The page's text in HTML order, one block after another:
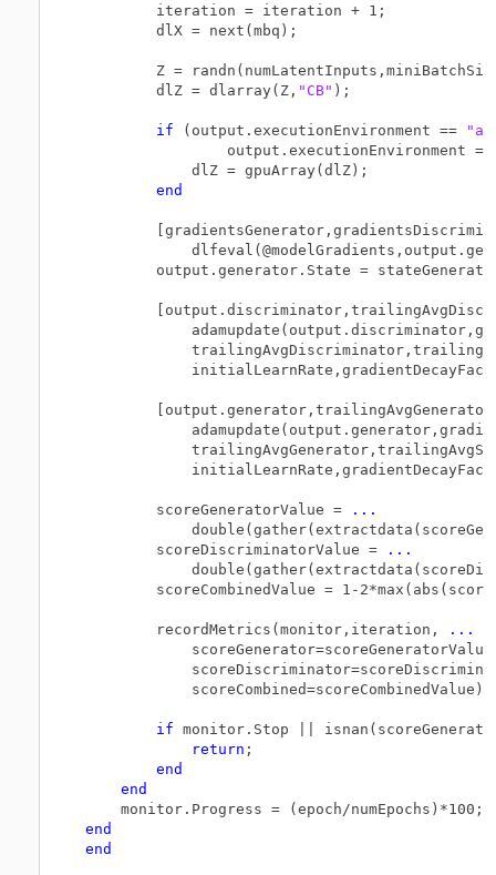
        iteration = iteration + 1;
        dlX = next(mbq);
Z =
        dlZ = dlarray(Z,
"CB" );
if (output.executionEnvironment ==
output.executionEnvironment
            dlZ = gpuArray(dlZ);
end
output.generator.State =
        scoreGeneratorValue =
...
        scoreDiscriminatorValue =
...
scoreCombinedValue = 1-
        recordMetrics(monitor,iteration,
...
            scoreCombined=scoreCombinedValue);
if monitor.Stop ||
return ;
end
end
end
end